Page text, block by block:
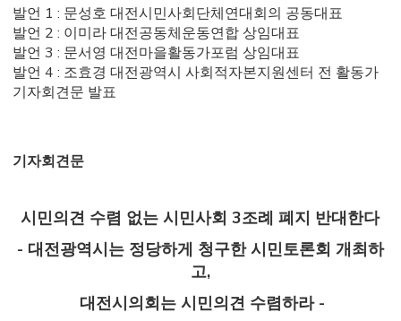
발언 1 : 문성호 대전시민사회단체연대회의 공동대표
발언 2 : 이미라 대전공동체운동연합 상임대표
발언 3 : 문서영 대전마을활동가포럼 상임대표
발언 4 : 조효경 대전광역시 사회적자본지원센터 전 활동가
기자회견문 발표
기자회견문
시민의견 수렴 없는 시민사회 3조례 폐지 반대한다
- 대전광역시는 정당하게 청구한 시민토론회 개최하
고,
대전시의회는 시민의견 수렴하라 -